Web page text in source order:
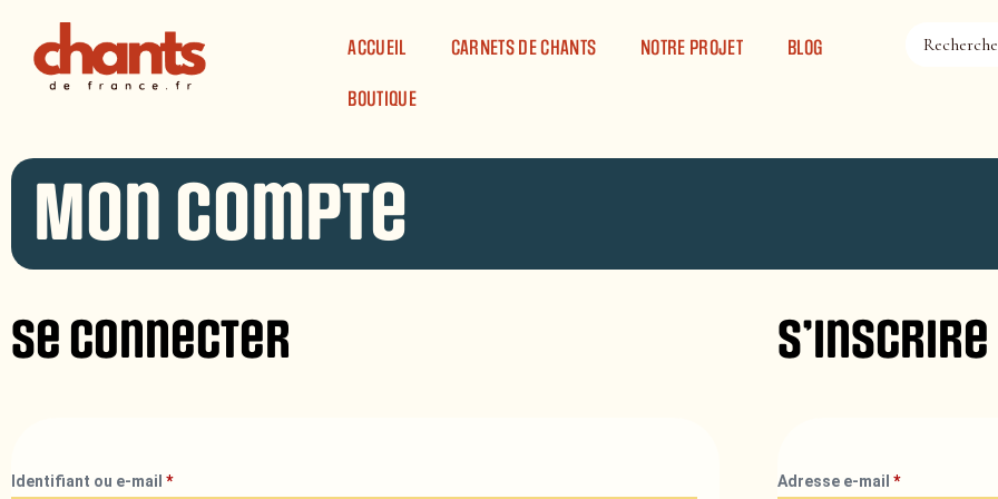
ACCUEIL
CARNETS DE CHANTS NOTRE PROJET BLOG
BOUTIQUE
Mon compte
Se connecter
Identifiant ou e-mail *
S’inscrire
Adresse e-mail*